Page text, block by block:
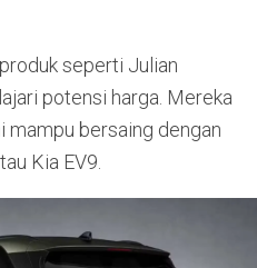
seperti Julian
potensi harga. Mereka
mampu bersaing dengan
Kia EV9.